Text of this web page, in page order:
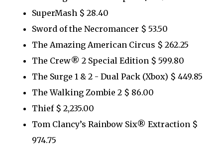
SuperMash $ 28.40
Sword of the Necromancer $ 53.50
The Amazing American Circus $ 262.25
The Crew® 2 Special Edition $ 599.80
The Surge 1 & 2 - Dual Pack (Xbox) $ 449.85
The Walking Zombie 2 $ 86.00
Thief $ 2,235.00
Tom Clancy’s Rainbow Six® Extraction $
974.75